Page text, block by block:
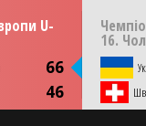
U-
66
46
13:30
16.
ПʼЯТНИЦЮ